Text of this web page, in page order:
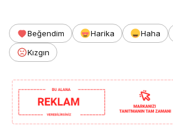
Beğendim Harika Haha
Kızgın